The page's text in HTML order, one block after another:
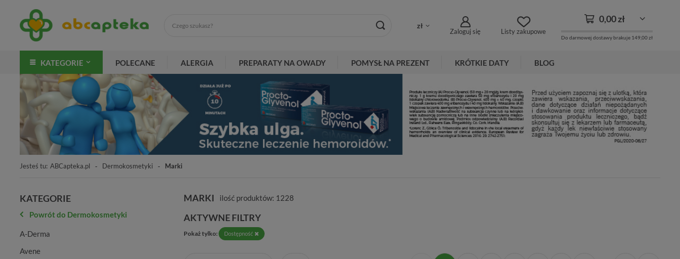
zł
Zaloguj się Listy zakupowe
0,00 zł
Do darmowej dostawy brakuje 149,00 zł
KATEGORIE POLECANE ALERGIA PREPARATY NA OWADY POMYSŁ NA PREZENT KRÓTKIE DATY BLOG
Jesteś tu: ABCapteka.pl Dermokosmetyki Marki
KATEGORIE
Powrót do Dermokosmetyki
A-Derma
Avene
MARKI ilość produktów: 1228
AKTYWNE FILTRY
Pokaż tylko: Dostępność